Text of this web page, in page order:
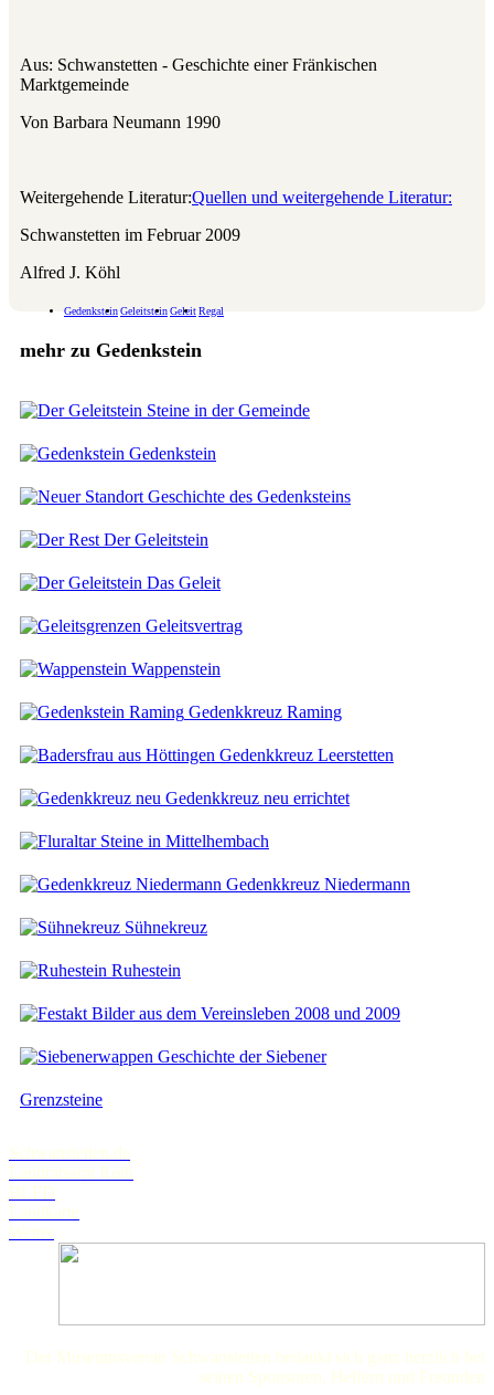
Aus: Schwanstetten - Geschichte einer Fränkischen
Marktgemeinde
Von Barbara Neumann 1990
Weitergehende Literatur:Quellen und weitergehende Literatur:
Schwanstetten im Februar 2009
Alfred J. Köhl
GedenksteinGeleitsteinGeleitRegal
mehr zu Gedenkstein
Steine in der Gemeinde
Gedenkstein
Geschichte des Gedenksteins
Der Geleitstein
Das Geleit
Geleitsvertrag
Wappenstein
Gedenkkreuz Raming
Gedenkkreuz Leerstetten
Gedenkkreuz neu errichtet
Steine in Mittelhembach
Gedenkkreuz Niedermann
Sühnekreuz
Ruhestein
Bilder aus dem Vereinsleben 2008 und 2009
Geschichte der Siebener
Grenzsteine
Schwanstetten.de
Landratsamt Roth
BLFD
Landkarte
Wetter
Der Museumsverein Schwanstetten bedankt sich ganz herzlich bei
seinen Sponsoren, Helfern und Freunden